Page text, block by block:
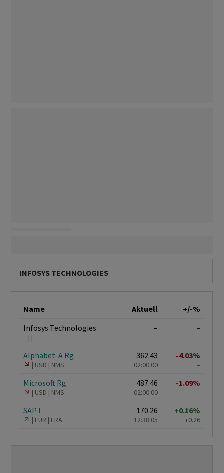
INFOSYS TECHNOLOGIES
Name Aktuell
+/-%
Infosys Technologies
–
–
–
–
–
Alphabet-A Rg
USD NMS
362.43
02:00:00
-4.03%
–
Microsoft Rg
USD NMS
487.46
02:00:00
-1.09%
–
SAP I
EUR FRA
170.26
12:38:05
+0.16%
+0.26